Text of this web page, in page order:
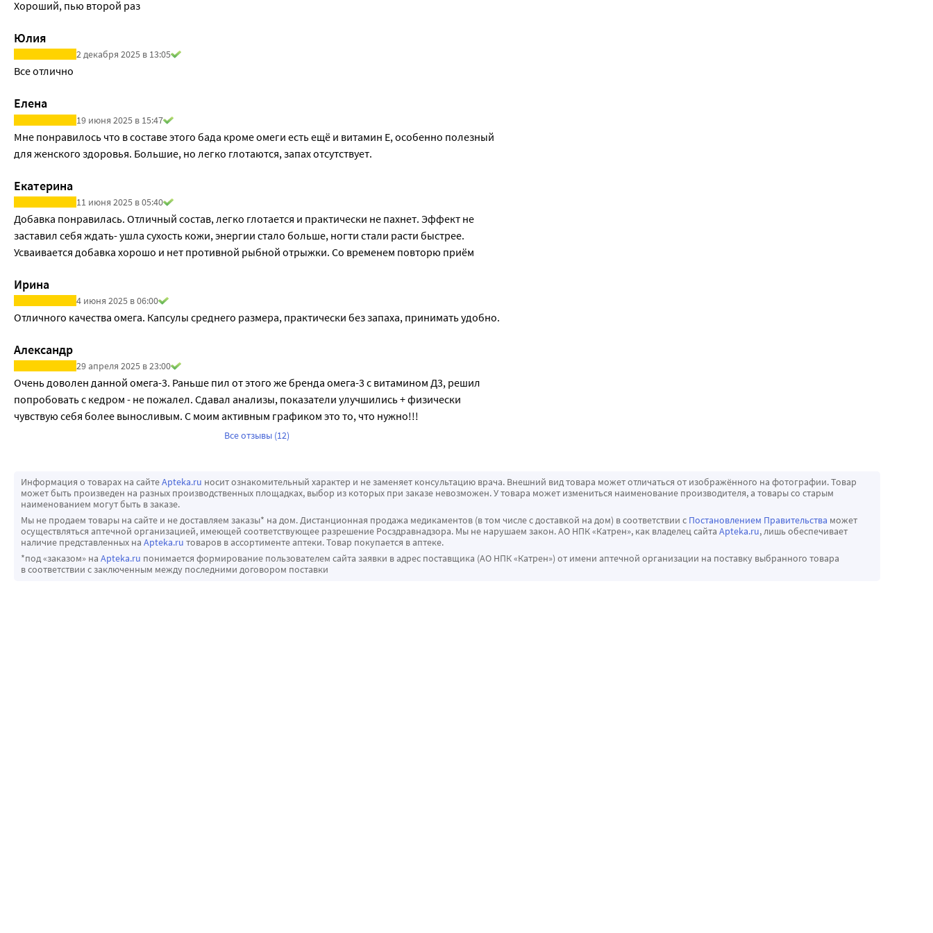
Хороший, пью второй раз
Юлия
2 декабря 2025 в 13:05
Все отлично
Елена
19 июня 2025 в 15:47
Мне понравилось что в составе этого бада кроме омеги есть ещё и витамин Е, особенно полезный
для женского здоровья. Большие, но легко глотаются, запах отсутствует.
Екатерина
11 июня 2025 в 05:40
Добавка понравилась. Отличный состав, легко глотается и практически не пахнет. Эффект не
заставил себя ждать- ушла сухость кожи, энергии стало больше, ногти стали расти быстрее.
Усваивается добавка хорошо и нет противной рыбной отрыжки. Со временем повторю приём
Ирина
4 июня 2025 в 06:00
Отличного качества омега. Капсулы среднего размера, практически без запаха, принимать удобно.
Александр
29 апреля 2025 в 23:00
Очень доволен данной омега-3. Раньше пил от этого же бренда омега-3 с витамином Д3, решил
попробовать с кедром - не пожалел. Сдавал анализы, показатели улучшились + физически
чувствую себя более выносливым. С моим активным графиком это то, что нужно!!!
Все отзывы (12)
Информация о товарах на сайтеApteka.ru носит ознакомительный характер и не заменяет консультацию врача. Внешний вид товара может отличаться от изображённого на фотографии. Товар
может быть произведен на разных производственных площадках, выбор из которых при заказе невозможен. У товара может измениться наименование производителя, а товары со старым
наименованием могут быть в заказе.
Мы не продаем товары на сайте и не доставляем заказы* на дом. Дистанционная продажа медикаментов (в том числе с доставкой на дом) в соответствии с Постановлением Правительства может
осуществляться аптечной организацией, имеющей соответствующее разрешение Росздравнадзора. Мы не нарушаем закон. АО НПК «Катрен», как владелец сайта Apteka.ru, лишь обеспечивает
наличие представленных на Apteka.ru товаров в ассортименте аптеки. Товар покупается в аптеке.
*под «заказом» на Apteka.ru понимается формирование пользователем сайта заявки в адрес поставщика (АО НПК «Катрен») от имени аптечной организации на поставку выбранного товара
в соответствии с заключенным между последними договором поставки